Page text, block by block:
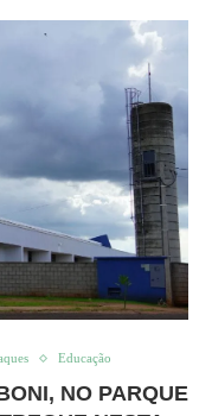
Educação
NO PARQUE